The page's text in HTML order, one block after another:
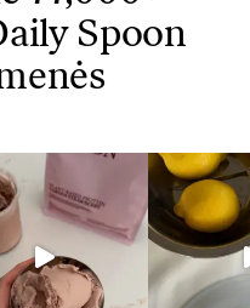
Spoon